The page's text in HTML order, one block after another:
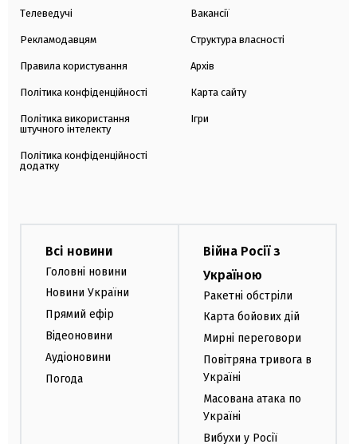
Телеведучі
Рекламодавцям
Правила користування
Політика конфіденційності
Політика використання
штучного інтелекту
Політика конфіденційності
додатку
Вакансії
Структура власності
Архів
Карта сайту
Ігри
Всі новини
Головні новини
Новини України
Прямий ефір
Відеоновини
Аудіоновини
Погода
Війна Росії з
Україною
Ракетні обстріли
Карта бойових дій
Мирні переговори
Повітряна тривога в
Україні
Масована атака по
Україні
Вибухи у Росії